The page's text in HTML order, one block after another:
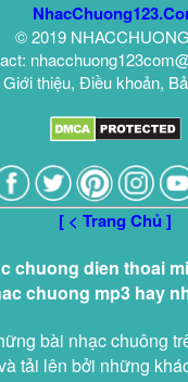
© 2019
Giới thiệu, Điều khoản,
[ < Trang Chủ ]
chuong dien thoai
chuong mp3 hay
bài nhạc chuông
tải lên bởi những